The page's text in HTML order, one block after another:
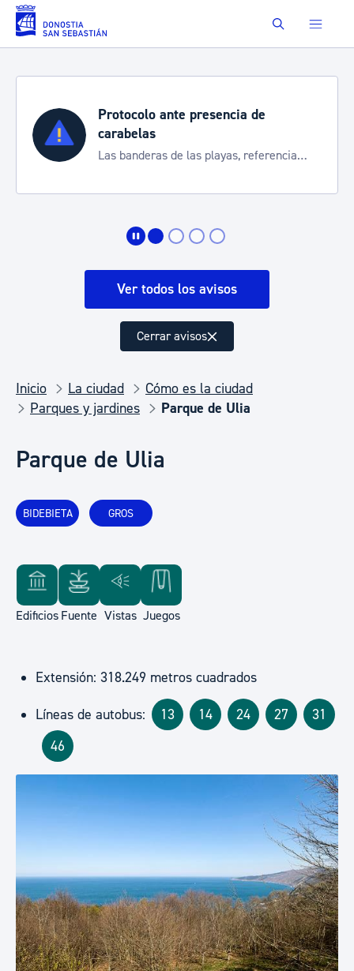
Saltar al contenido principal Buscar
Protocolo ante presencia de
carabelas
Las banderas de las playas, referencia
Ver todos los avisos
Cerrar avisos
Inicio La ciudad
Cómo es la ciudad
Parques y jardines
Parque de Ulia
Parque de Ulia
BIDEBIETA GROS
Edificios Fuente Vistas Juegos
Extensión: 318.249 metros cuadrados
Líneas de autobus: 13 14 24 27
31
46